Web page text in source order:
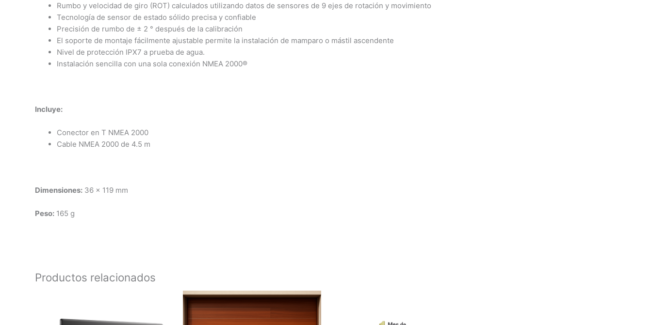
Rumbo y velocidad de giro (ROT) calculados utilizando datos de sensores de 9 ejes de rotación y movimiento
Tecnología de sensor de estado sólido precisa y confiable
Precisión de rumbo de ± 2 ° después de la calibración
El soporte de montaje fácilmente ajustable permite la instalación de mamparo o mástil ascendente
Nivel de protección IPX7 a prueba de agua.
Instalación sencilla con una sola conexión NMEA 2000®
Incluye:
Conector en T NMEA 2000
Cable NMEA 2000 de 4.5 m
Dimensiones: 36 x 119 mm
Peso: 165 g
Productos relacionados